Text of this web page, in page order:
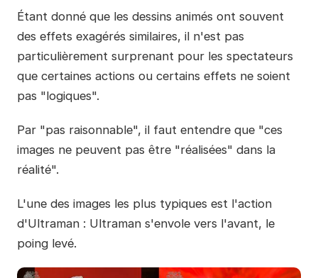
Étant donné que les dessins animés ont souvent
des effets exagérés similaires, il n'est pas
particulièrement surprenant pour les spectateurs
que certaines actions ou certains effets ne soient
pas "logiques".
Par "pas raisonnable", il faut entendre que "ces
images ne peuvent pas être "réalisées" dans la
réalité".
L'une des images les plus typiques est l'action
d'Ultraman : Ultraman s'envole vers l'avant, le
poing levé.